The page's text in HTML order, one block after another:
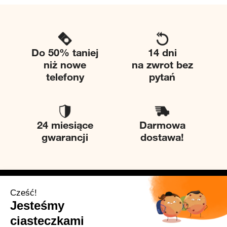
Do 50% taniej
niż nowe
telefony
14 dni
na zwrot bez
pytań
24 miesiące
gwarancji
Darmowa
dostawa!
O nas
Zrównoważony Rozwój
Proces odnawiania
Dipli
Centrum Pomocy Twice
Jakie mamy klasy urządzeń?